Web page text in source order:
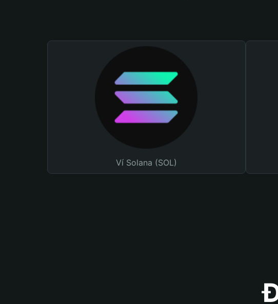
Ví Solana (SOL)